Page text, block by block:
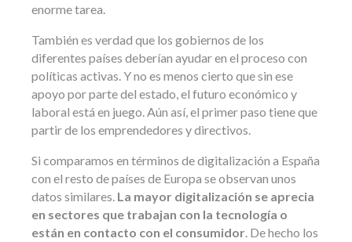
enorme tarea.
También es verdad que los gobiernos de los
diferentes países deberían ayudar en el proceso con
políticas activas. Y no es menos cierto que sin ese
apoyo por parte del estado, el futuro económico y
laboral está en juego. Aún así, el primer paso tiene que
partir de los emprendedores y directivos.
Si comparamos en términos de digitalización a España
con el resto de países de Europa se observan unos
datos similares. La mayor digitalización se aprecia
en sectores que trabajan con la tecnología o
están en contacto con el consumidor. De hecho los